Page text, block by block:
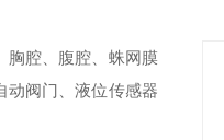
胸腔、腹腔、蛛网膜
动阀门、液位传感器